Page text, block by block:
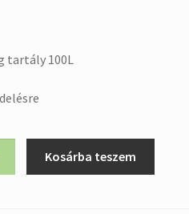
tartály 100L
Kosárba teszem